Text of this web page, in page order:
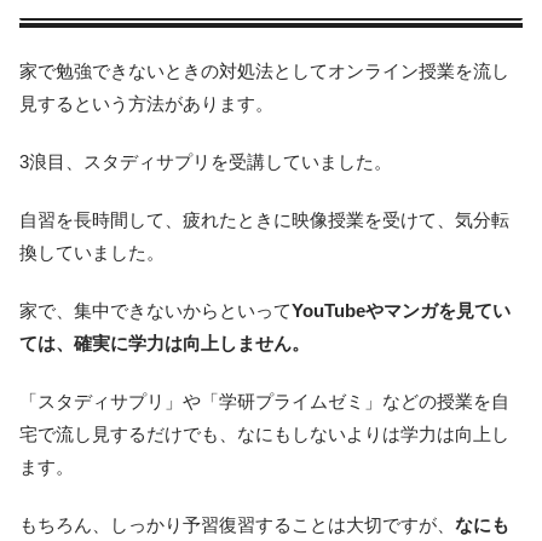
家で勉強できないときの対処法としてオンライン授業を流し
見するという方法があります。
3浪目、スタディサプリを受講していました。
自習を長時間して、疲れたときに映像授業を受けて、気分転
換していました。
家で、集中できないからといってYouTubeやマンガを見てい
ては、確実に学力は向上しません。
「スタディサプリ」や「学研プライムゼミ」などの授業を自
宅で流し見するだけでも、なにもしないよりは学力は向上し
ます。
もちろん、しっかり予習復習することは大切ですが、 なにも